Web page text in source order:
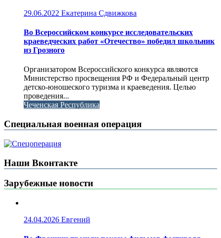
29.06.2022 Екатерина Сдвижкова
Во Всероссийском конкурсе исследовательских
краеведческих работ «Отечество» победил школьник
из Грозного
Организатором Всероссийского конкурса являются
Министерство просвещения РФ и Федеральный центр
детско-юношеского туризма и краеведения. Целью
проведения...
Чеченская Республика
Специальная военная операция
Наши Вконтакте
Зарубежные новости
24.04.2026 Евгений